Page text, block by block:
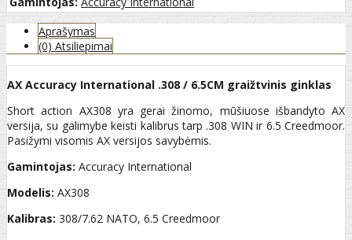
Aprašymas
(0) Atsiliepimai
AX Accuracy International .308 / 6.5CM graižtvinis ginklas
Short action AX308 yra gerai žinomo, mūšiuose išbandyto AX
versija, su galimybe keisti kalibrus tarp .308 WIN ir 6.5 Creedmoor.
Pasižymi visomis AX versijos savybėmis.
Gamintojas: Accuracy International
Modelis: AX308
Kalibras: 308/7.62 NATO, 6.5 Creedmoor